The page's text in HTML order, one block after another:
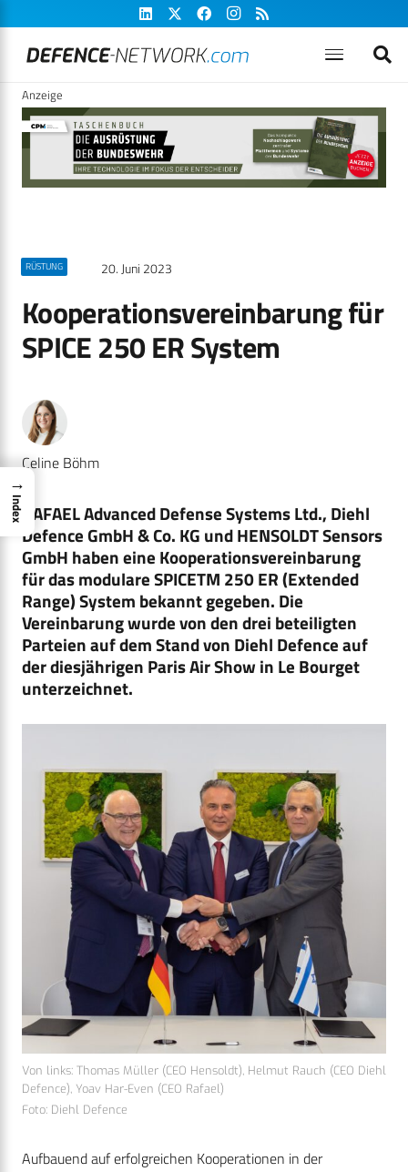
Anzeige
RÜSTUNG 20. Juni 2023
Kooperationsvereinbarung für
SPICE 250 ER System
Celine Böhm
RAFAEL Advanced Defense Systems Ltd., Diehl
Defence GmbH & Co. KG und HENSOLDT Sensors
GmbH haben eine Kooperationsvereinbarung
für das modulare SPICETM 250 ER (Extended
Range) System bekannt gegeben. Die
Vereinbarung wurde von den drei beteiligten
Parteien auf dem Stand von Diehl Defence auf
der diesjährigen Paris Air Show in Le Bourget
unterzeichnet.
Von links: Thomas Müller (CEO Hensoldt), Helmut Rauch (CEO Diehl
Defence), Yoav Har-Even (CEO Rafael)
Foto: Diehl Defence
Aufbauend auf erfolgreichen Kooperationen in der
→
Index